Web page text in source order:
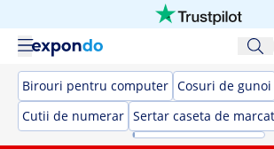
Birouri pentru computer Cosuri de gunoi
Cutii de numerar Sertar caseta de marcat